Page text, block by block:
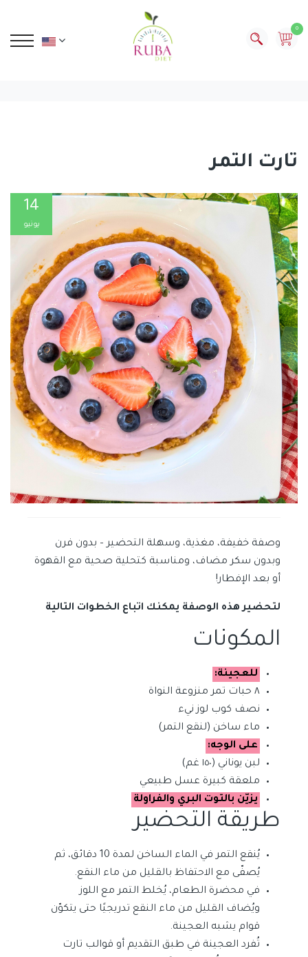
0
تارت التمر
14
يونيو
وصفة خفيفة، مغذية، وسهلة التحضير – بدون فرن
وبدون سكر مضاف، ومناسبة كتحلية صحية مع القهوة
أو بعد الإفطار!
لتحضير هذه الوصفة يمكنك اتباع الخطوات التالية
المكونات
للعجينة:
٨ حبات تمر منزوعة النواة
نصف كوب لوز نيء
ماء ساخن (لنقع التمر)
على الوجه:
لبن يوناني (١٥٠ غم)
ملعقة كبيرة عسل طبيعي
يزيّن بالتوت البري والفراولة
طريقة التحضير
يُنقع التمر في الماء الساخن لمدة 10 دقائق، ثم
يُصفّى مع الاحتفاظ بالقليل من ماء النقع.
في محضرة الطعام، يُخلط التمر مع اللوز
ويُضاف القليل من ماء النقع تدريجيًا حتى يتكوّن
قوام يشبه العجينة.
تُفرد العجينة في طبق التقديم أو قوالب تارت